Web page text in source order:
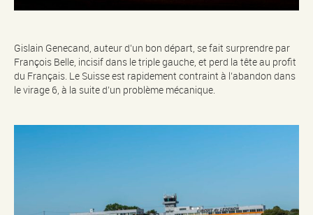
Gislain Genecand, auteur d’un bon départ, se fait surprendre par
François Belle, incisif dans le triple gauche, et perd la tête au profit
du Français. Le Suisse est rapidement contraint à l’abandon dans
le virage 6, à la suite d’un problème mécanique.